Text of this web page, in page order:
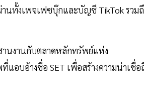
นทั้งเพจเฟซบุ๊กและบัญชี TikTok รวม
านงานกับตลาดหลักทรัพย์แห่ง
อบอ้างชื่อ SET เพื่อสร้างความน่าเชื่อ